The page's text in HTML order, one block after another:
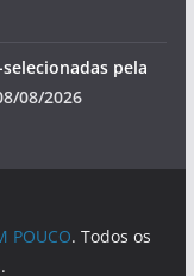
pela
08/2026
POUCO. Todos os